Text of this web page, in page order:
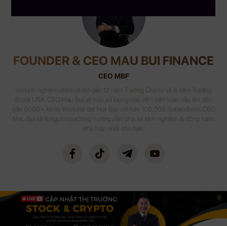
FOUNDER & CEO MAU BUI FINANCE
CEO MBF
Với kinh nghiệm chinh chiến gần 12 năm Trading Crypto và 8 năm Trading
Stock USA. CEO Mau Bui sở hữu số lượng học viên trên toàn cầu lên đến
gần 5000+, kênh Youtube đạt Nút Bạc với hơn 108,000 Subscribers. CEO
Mau Bui sẽ là người coaching hướng dẫn, chia sẻ kinh nghiệm & đồng hành
phù hợp nhất cho bạn.